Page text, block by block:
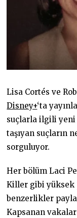
Lisa Cortés ve
Disney+‘ta
suçlarla ilgili yeni
taşıyan suçların
sorguluyor.
Her bölüm Laci
Killer gibi
benzerlikler
Kapsanan